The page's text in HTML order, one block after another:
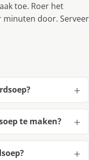
toe. Roer het
minuten door. Serveer
te maken?